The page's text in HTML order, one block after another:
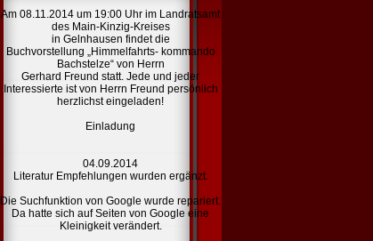
Am 08.11.2014 um 19:00 Uhr im Landratsamt
des Main-Kinzig-Kreises
in Gelnhausen findet die
Buchvorstellung „Himmelfahrts- kommando
Bachstelze“ von Herrn
Gerhard Freund statt. Jede und jeder
Interessierte ist von Herrn Freund persönlich
herzlichst eingeladen!
Einladung
04.09.2014
Literatur Empfehlungen wurden ergänzt.
Die Suchfunktion von Google wurde repariert.
Da hatte sich auf Seiten von Google eine
Kleinigkeit verändert.